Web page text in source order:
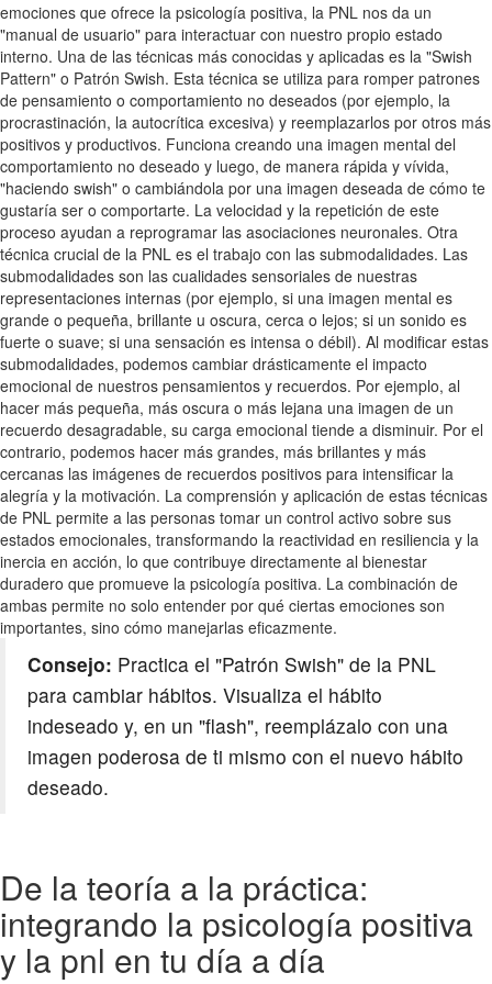
emociones que ofrece la psicología positiva, la PNL nos da un
"manual de usuario" para interactuar con nuestro propio estado
interno. Una de las técnicas más conocidas y aplicadas es la "Swish
Pattern" o Patrón Swish. Esta técnica se utiliza para romper patrones
de pensamiento o comportamiento no deseados (por ejemplo, la
procrastinación, la autocrítica excesiva) y reemplazarlos por otros más
positivos y productivos. Funciona creando una imagen mental del
comportamiento no deseado y luego, de manera rápida y vívida,
"haciendo swish" o cambiándola por una imagen deseada de cómo te
gustaría ser o comportarte. La velocidad y la repetición de este
proceso ayudan a reprogramar las asociaciones neuronales. Otra
técnica crucial de la PNL es el trabajo con las submodalidades. Las
submodalidades son las cualidades sensoriales de nuestras
representaciones internas (por ejemplo, si una imagen mental es
grande o pequeña, brillante u oscura, cerca o lejos; si un sonido es
fuerte o suave; si una sensación es intensa o débil). Al modificar estas
submodalidades, podemos cambiar drásticamente el impacto
emocional de nuestros pensamientos y recuerdos. Por ejemplo, al
hacer más pequeña, más oscura o más lejana una imagen de un
recuerdo desagradable, su carga emocional tiende a disminuir. Por el
contrario, podemos hacer más grandes, más brillantes y más
cercanas las imágenes de recuerdos positivos para intensificar la
alegría y la motivación. La comprensión y aplicación de estas técnicas
de PNL permite a las personas tomar un control activo sobre sus
estados emocionales, transformando la reactividad en resiliencia y la
inercia en acción, lo que contribuye directamente al bienestar
duradero que promueve la psicología positiva. La combinación de
ambas permite no solo entender por qué ciertas emociones son
importantes, sino cómo manejarlas eficazmente.
Consejo: Practica el "Patrón Swish" de la PNL
para cambiar hábitos. Visualiza el hábito
indeseado y, en un "flash", reemplázalo con una
imagen poderosa de ti mismo con el nuevo hábito
deseado.
De la teoría a la práctica:
integrando la psicología positiva
y la pnl en tu día a día